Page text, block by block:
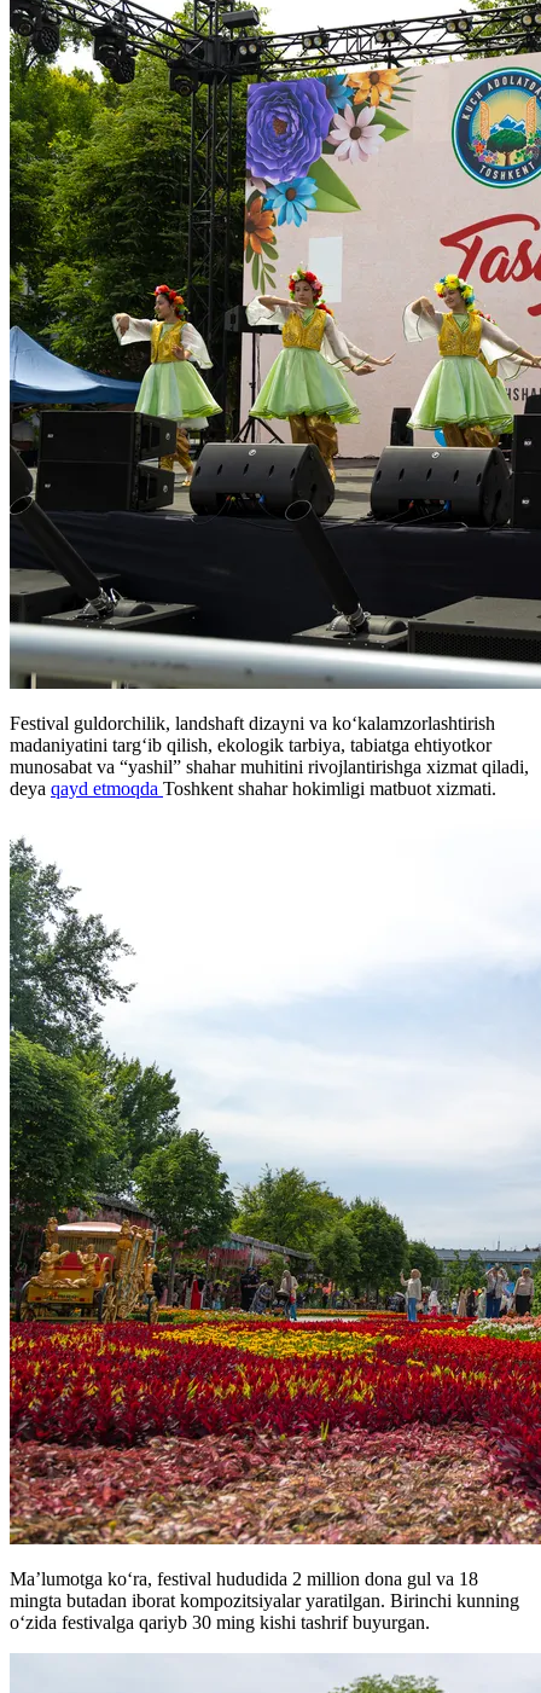
Festival guldorchilik, landshaft dizayni va ko‘kalamzorlashtirish
madaniyatini targ‘ib qilish, ekologik tarbiya, tabiatga ehtiyotkor
munosabat va “yashil” shahar muhitini rivojlantirishga xizmat qiladi,
deya qayd etmoqda Toshkent shahar hokimligi matbuot xizmati.
Ma’lumotga koʻra, festival hududida 2 million dona gul va 18
mingta butadan iborat kompozitsiyalar yaratilgan. Birinchi kunning
o‘zida festivalga qariyb 30 ming kishi tashrif buyurgan.